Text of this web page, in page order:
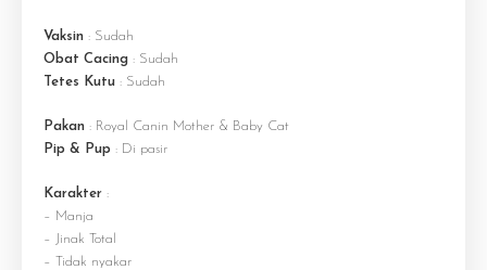
Vaksin : Sudah
Obat Cacing : Sudah
Tetes Kutu : Sudah
Pakan : Royal Canin Mother & Baby Cat
Pip & Pup : Di pasir
Karakter :
– Manja
– Jinak Total
– Tidak nyakar